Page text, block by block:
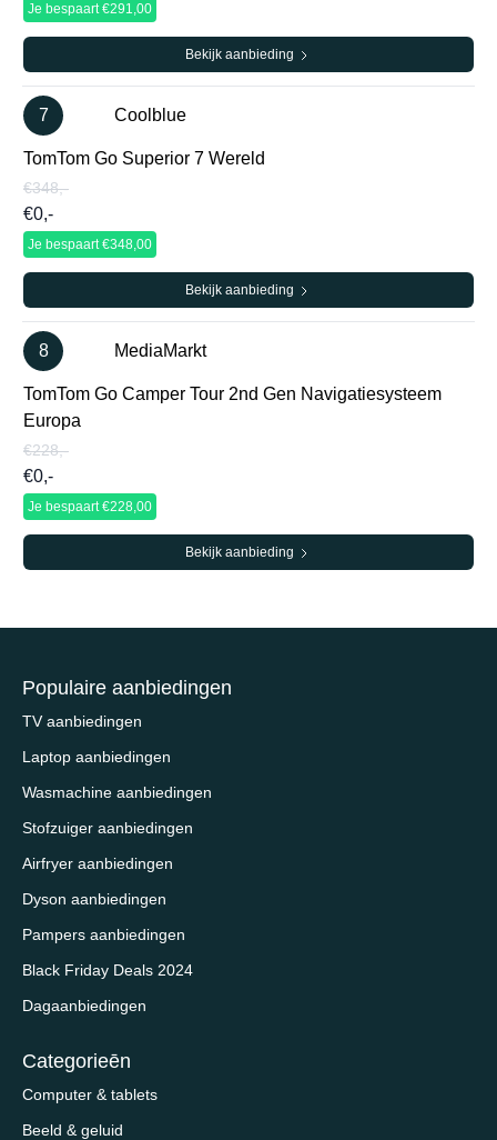
Je bespaart €291,00
Bekijk aanbieding
7 Coolblue
TomTom Go Superior 7 Wereld
€348,-
€0,-
Je bespaart €348,00
Bekijk aanbieding
8 MediaMarkt
TomTom Go Camper Tour 2nd Gen Navigatiesysteem
Europa
€228,-
€0,-
Je bespaart €228,00
Bekijk aanbieding
Populaire aanbiedingen
TV aanbiedingen
Laptop aanbiedingen
Wasmachine aanbiedingen
Stofzuiger aanbiedingen
Airfryer aanbiedingen
Dyson aanbiedingen
Pampers aanbiedingen
Black Friday Deals 2024
Dagaanbiedingen
Categorieēn
Computer & tablets
Beeld & geluid